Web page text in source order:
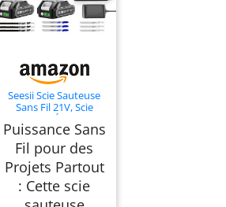
Seesii Scie Sauteuse
Sans Fil 21V, Scie
Sauteuse Électrique
avec 2 × 2.0Ah
Batteries, 2800 RPM
Vitesse Variable pour
la Coupe du Bois,
0°-45° Coupe en
Biseau, Lumière LED,
4 Réglages Orbitaux
Puissance Sans
Fil pour des
Projets Partout
: Cette scie